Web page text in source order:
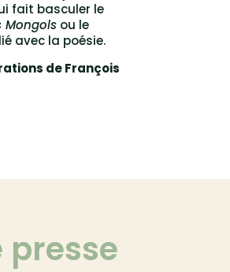
fait basculer le
Mongolsou le
avec la poésie.
de François
presse